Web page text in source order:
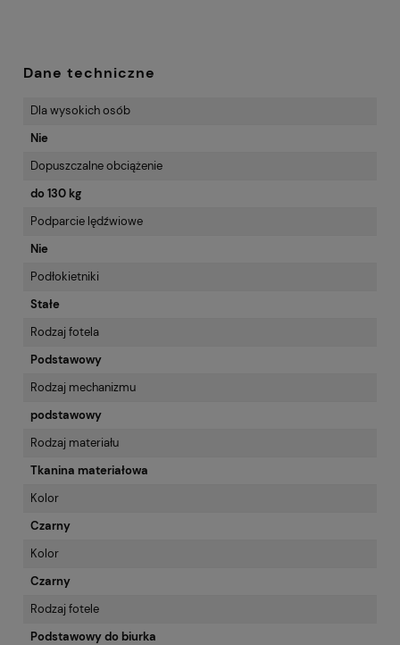
Dane techniczne
Dla wysokich osób
Nie
Dopuszczalne obciążenie
do 130 kg
Podparcie lędźwiowe
Nie
Podłokietniki
Stałe
Rodzaj fotela
Podstawowy
Rodzaj mechanizmu
podstawowy
Rodzaj materiału
Tkanina materiałowa
Kolor
Czarny
Kolor
Czarny
Rodzaj fotele
Podstawowy do biurka